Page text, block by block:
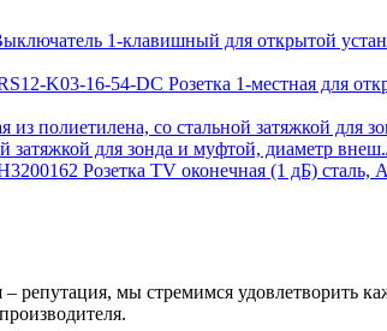
1-клавишный для открытой
Розетка 1-местная для
затяжкой для зонда и муфтой, диаметр
Розетка TV оконечная (1 дБ) сталь,
репутация, мы стремимся удовлетворить